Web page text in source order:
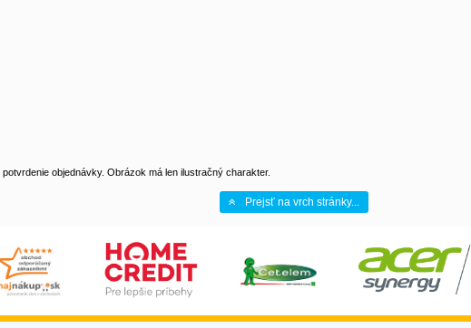
objednávky. Obrázok má len ilustračný charakter.
Prejsť na vrch stránky...